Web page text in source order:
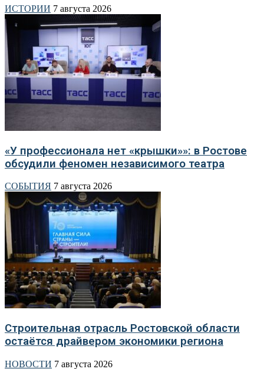
ИСТОРИИ 7 августа 2026
«У профессионала нет «крышки»»: в Ростове
обсудили феномен независимого театра
СОБЫТИЯ 7 августа 2026
Строительная отрасль Ростовской области
остаётся драйвером экономики региона
НОВОСТИ 7 августа 2026